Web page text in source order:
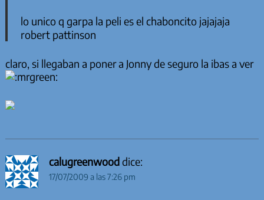
lo unico q garpa la peli es el chaboncito jajajaja
robert pattinson
claro, si llegaban a poner a Jonny de seguro la ibas a ver
calugreenwood dice:
17/07/2009 a las 7:26 pm